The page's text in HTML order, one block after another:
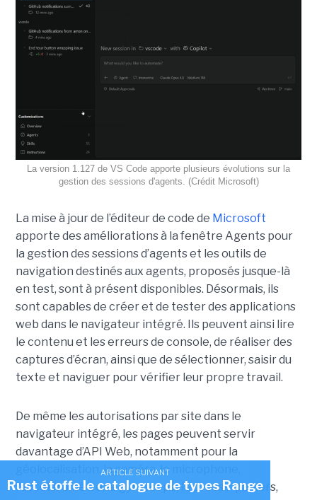
La version 1.127 de VS Code apporte plusieurs évolutions sur la
gestion des sessions d'agents. (Crédit Microsoft)
La mise à jour de l’éditeur de code de Microsoft
apporte des améliorations à la fenêtre Agents pour
la gestion des sessions d’agents et les outils de
navigation destinés aux agents, proposés jusque-là
en test, sont à présent disponibles. Désormais, ils
sont capables de créer et de tester des applications
web dans le navigateur intégré. Ils peuvent ainsi lire
le contenu et les erreurs de console, de réaliser des
captures d’écran, ainsi que de sélectionner, saisir du
texte et naviguer pour vérifier leur propre travail.
De même les autorisations par site dans le
navigateur intégré, les pages peuvent servir
davantage d’API Web, notamment pour la
géolocalisation, la caméra, le microphone,
l’accéléromètre, le gyroscope, le presse-papiers,
ARTICLE SUIVANT
Rust étoffe le catalogue de types Range